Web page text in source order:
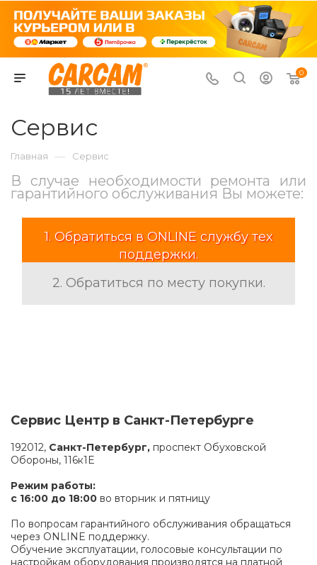
0
Сервис
Главная — Сервис
В случае необходимости ремонта или
гарантийного обслуживания Вы можете:
1. Обратиться в ONLINE службу тех
поддержки.
2. Обратиться по месту покупки.
Сервис Центр в Санкт-Петербурге
192012, Санкт-Петербург, проспект Обуховской
Обороны, 116к1Е
Режим работы:
с 16:00 до 18:00 во вторник и пятницу
По вопросам гарантийного обслуживания обращаться
через ONLINE поддержку.
Обучение эксплуатации, голосовые консультации по
настройкам оборудования производятся на платной